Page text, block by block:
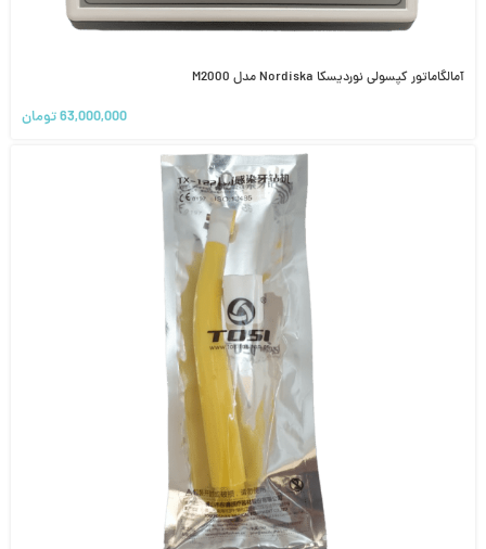
آمالگاماتور کپسولی نوردیسکا Nordiska مدل M2000
63,000,000تومان